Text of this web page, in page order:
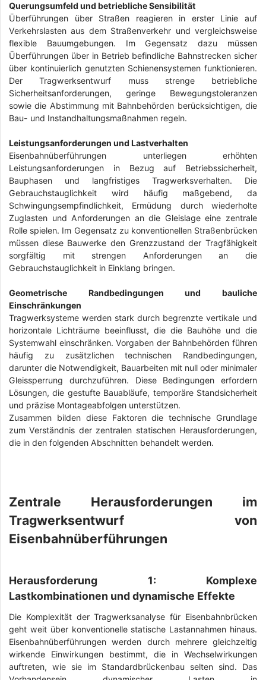
Querungsumfeld und betriebliche Sensibilität
Überführungen über Straßen reagieren in erster Linie auf
Verkehrslasten aus dem Straßenverkehr und vergleichsweise
flexible Bauumgebungen. Im Gegensatz dazu müssen
Überführungen über in Betrieb befindliche Bahnstrecken sicher
über kontinuierlich genutzten Schienensystemen funktionieren.
Der Tragwerksentwurf muss strenge betriebliche
Sicherheitsanforderungen, geringe Bewegungstoleranzen
sowie die Abstimmung mit Bahnbehörden berücksichtigen, die
Bau- und Instandhaltungsmaßnahmen regeln.
Leistungsanforderungen und Lastverhalten
Eisenbahnüberführungen unterliegen erhöhten
Leistungsanforderungen in Bezug auf Betriebssicherheit,
Bauphasen und langfristiges Tragwerksverhalten. Die
Gebrauchstauglichkeit wird häufig maßgebend, da
Schwingungsempfindlichkeit, Ermüdung durch wiederholte
Zuglasten und Anforderungen an die Gleislage eine zentrale
Rolle spielen. Im Gegensatz zu konventionellen Straßenbrücken
müssen diese Bauwerke den Grenzzustand der Tragfähigkeit
sorgfältig mit strengen Anforderungen an die
Gebrauchstauglichkeit in Einklang bringen.
Geometrische Randbedingungen und bauliche
Einschränkungen
Tragwerksysteme werden stark durch begrenzte vertikale und
horizontale Lichträume beeinflusst, die die Bauhöhe und die
Systemwahl einschränken. Vorgaben der Bahnbehörden führen
häufig zu zusätzlichen technischen Randbedingungen,
darunter die Notwendigkeit, Bauarbeiten mit null oder minimaler
Gleissperrung durchzuführen. Diese Bedingungen erfordern
Lösungen, die gestufte Bauabläufe, temporäre Standsicherheit
und präzise Montageabfolgen unterstützen.
Zusammen bilden diese Faktoren die technische Grundlage
zum Verständnis der zentralen statischen Herausforderungen,
die in den folgenden Abschnitten behandelt werden.
Zentrale Herausforderungen im
Tragwerksentwurf von
Eisenbahnüberführungen
Herausforderung 1: Komplexe
Lastkombinationen und dynamische Effekte
Die Komplexität der Tragwerksanalyse für Eisenbahnbrücken
geht weit über konventionelle statische Lastannahmen hinaus.
Eisenbahnüberführungen werden durch mehrere gleichzeitig
wirkende Einwirkungen bestimmt, die in Wechselwirkungen
auftreten, wie sie im Standardbrückenbau selten sind. Das